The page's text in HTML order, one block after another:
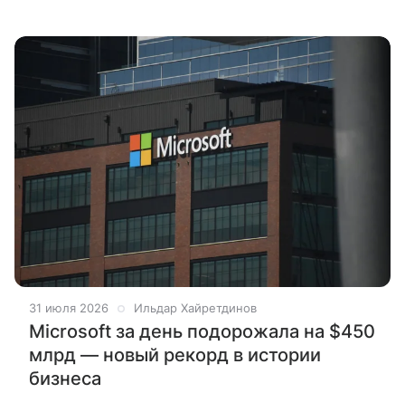
31 июля 2026 Ильдар Хайретдинов
Microsoft за день подорожала на $450
млрд — новый рекорд в истории
бизнеса